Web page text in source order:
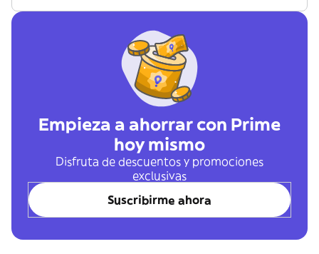
Empieza a ahorrar con Prime
hoy mismo
Disfruta de descuentos y promociones
exclusivas
Suscribirme ahora